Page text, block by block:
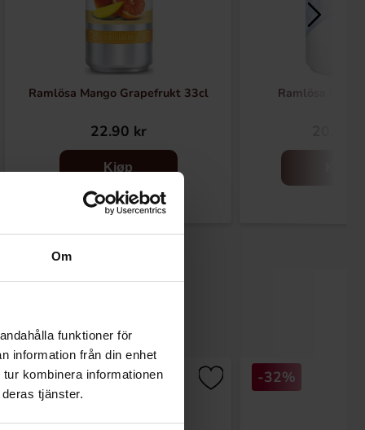
Om
funktioner för
information från din enhet
kombinera informationen
tjänster.
Ramlösa Mango Grapefrukt 33cl
22.90 kr
Kjøp
Ramlösa
-32%